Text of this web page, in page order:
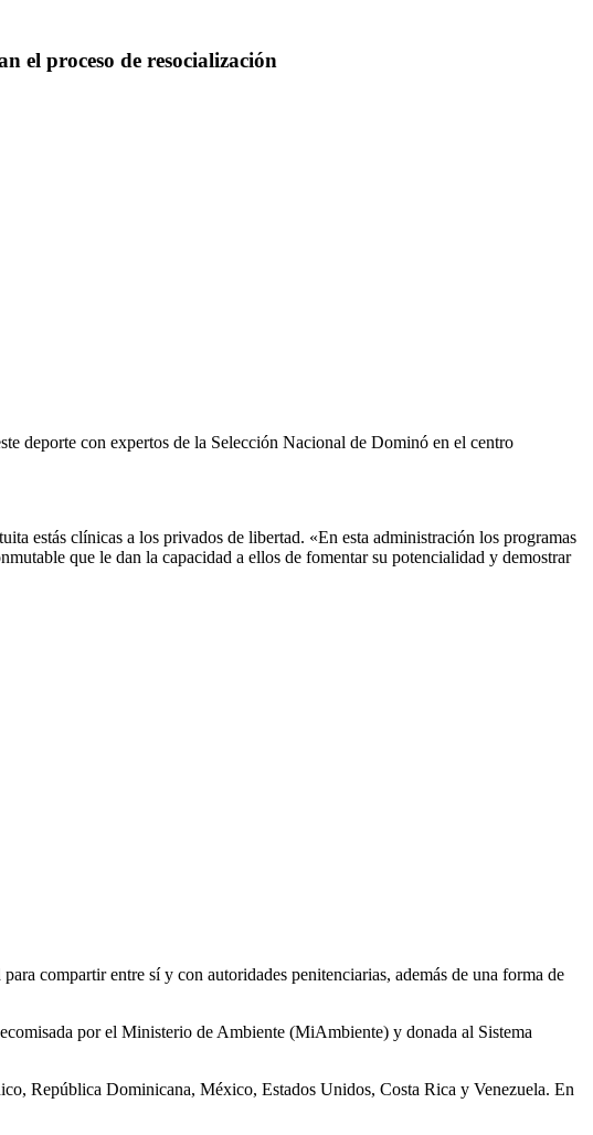
el proceso de resocialización
deporte con expertos de la Selección Nacional de Dominó en el centro
estás clínicas a los privados de libertad. «En esta administración los programas
que le dan la capacidad a ellos de fomentar su potencialidad y demostrar
compartir entre sí y con autoridades penitenciarias, además de una forma de
por el Ministerio de Ambiente (MiAmbiente) y donada al Sistema
República Dominicana, México, Estados Unidos, Costa Rica y Venezuela. En